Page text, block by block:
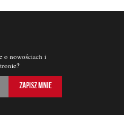
o nowościach i